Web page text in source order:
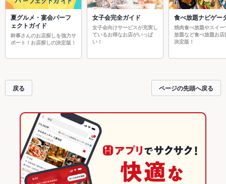
夏グルメ・宴会パーフ
ェクトガイド
幹事さんのお店探しを強力サ
ポート！お店探しの決定版！
女子会完全ガイド
女子会向けサービスが充実し
ているお得なお店がいっぱ
い！
食べ放題ナビゲー
焼肉食べ放題やスイー
放題など食べ放題お店
決定版！
戻る ページの先頭へ戻る